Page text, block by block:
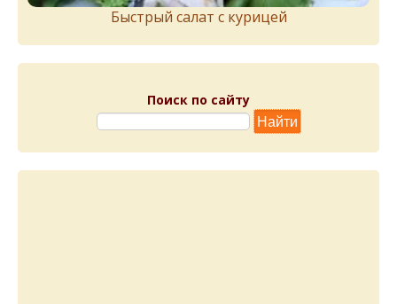
Быстрый салат с курицей
Поиск по сайту